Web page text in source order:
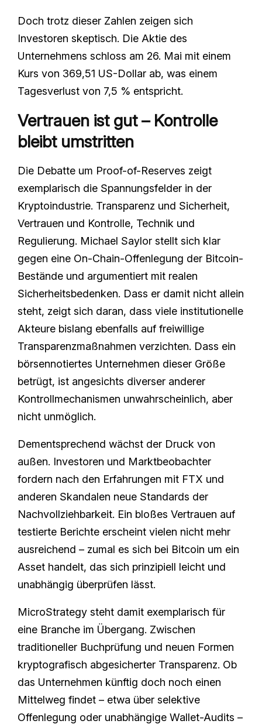
Doch trotz dieser Zahlen zeigen sich
Investoren skeptisch. Die Aktie des
Unternehmens schloss am 26. Mai mit einem
Kurs von 369,51 US-Dollar ab, was einem
Tagesverlust von 7,5 % entspricht.
Vertrauen ist gut – Kontrolle
bleibt umstritten
Die Debatte um Proof-of-Reserves zeigt
exemplarisch die Spannungsfelder in der
Kryptoindustrie. Transparenz und Sicherheit,
Vertrauen und Kontrolle, Technik und
Regulierung. Michael Saylor stellt sich klar
gegen eine On-Chain-Offenlegung der Bitcoin-
Bestände und argumentiert mit realen
Sicherheitsbedenken. Dass er damit nicht allein
steht, zeigt sich daran, dass viele institutionelle
Akteure bislang ebenfalls auf freiwillige
Transparenzmaßnahmen verzichten. Dass ein
börsennotiertes Unternehmen dieser Größe
betrügt, ist angesichts diverser anderer
Kontrollmechanismen unwahrscheinlich, aber
nicht unmöglich.
Dementsprechend wächst der Druck von
außen. Investoren und Marktbeobachter
fordern nach den Erfahrungen mit FTX und
anderen Skandalen neue Standards der
Nachvollziehbarkeit. Ein bloßes Vertrauen auf
testierte Berichte erscheint vielen nicht mehr
ausreichend – zumal es sich bei Bitcoin um ein
Asset handelt, das sich prinzipiell leicht und
unabhängig überprüfen lässt.
MicroStrategy steht damit exemplarisch für
eine Branche im Übergang. Zwischen
traditioneller Buchprüfung und neuen Formen
kryptografisch abgesicherter Transparenz. Ob
das Unternehmen künftig doch noch einen
Mittelweg findet – etwa über selektive
Offenlegung oder unabhängige Wallet-Audits –